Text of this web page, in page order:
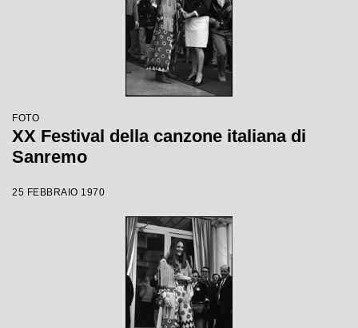
FOTO
XX Festival della canzone italiana di
Sanremo
25 FEBBRAIO 1970